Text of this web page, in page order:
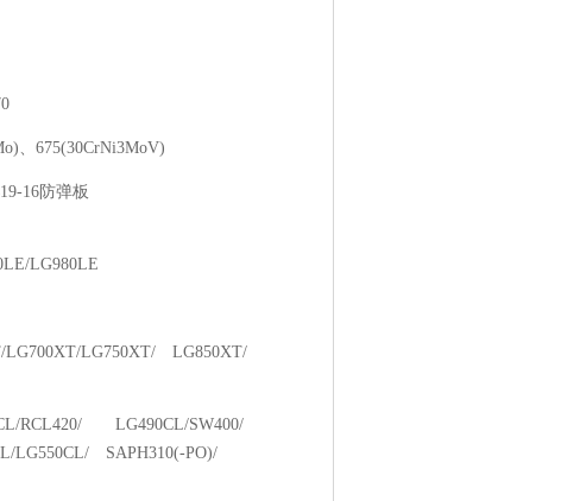
、675(30CrNi3MoV)
16防弹板
LG980LE
LG700XT/LG750XT/ LG850XT/
RCL420/ LG490CL/SW400/
LG550CL/ SAPH310(-PO)/